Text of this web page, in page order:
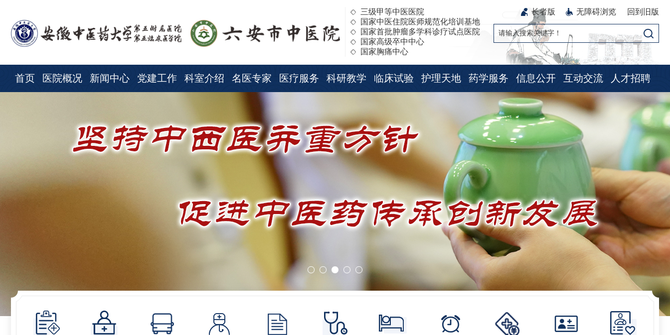
三级甲等中医医院
国家中医住院医师规范化培训基地
国家首批肿瘤多学科诊疗试点医院
国家高级卒中中心
国家胸痛中心
回到旧版
无障碍浏览
长者版
首页 医院概况 新闻中心 党建工作 科室介绍 名医专家 医疗服务 科研教学 临床试验 护理天地 药学服务 信息公开 互动交流 人才招聘